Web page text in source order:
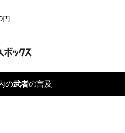
円
の武者の言及